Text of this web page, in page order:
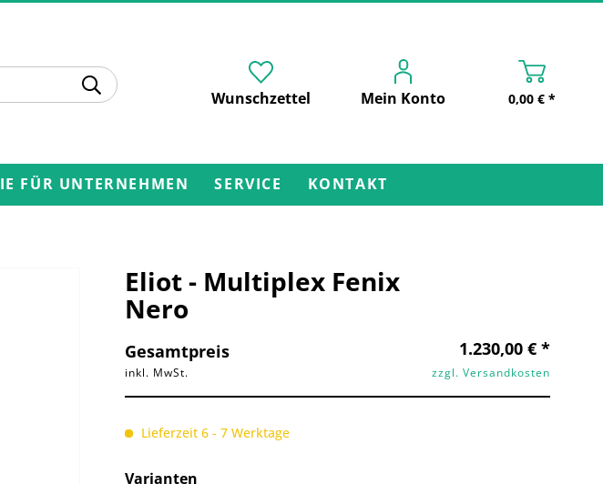
Wunschzettel Mein Konto 0,00 € *
FÜR UNTERNEHMEN SERVICE KONTAKT
Eliot - Multiplex Fenix
Nero
Gesamtpreis 1.230,00 € *
inkl. MwSt. zzgl. Versandkosten
Lieferzeit 6 - 7 Werktage
Varianten